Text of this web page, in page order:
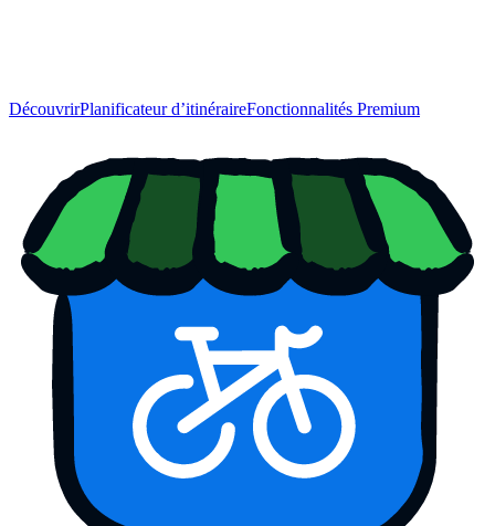
DécouvrirPlanificateur d’itinéraireFonctionnalités Premium